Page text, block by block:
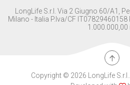
LongLife S.r.l. Via 2 Giugno 60/A1,
Milano - Italia P.Iva/CF
1.000.000,00
Copyright © 2026 LongLife